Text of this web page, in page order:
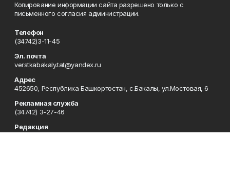
Копирование информации сайта разрешено только с
письменного согласия администрации.
Телефон
(34742)3-11-45
Эл. почта
verstkabakaly.tat@yandex.ru
Адрес
452650, Республика Башкортостан, с.Бакалы, ул.Мостовая, 6
Рекламная служба
(34742) 3-27-46
Редакция